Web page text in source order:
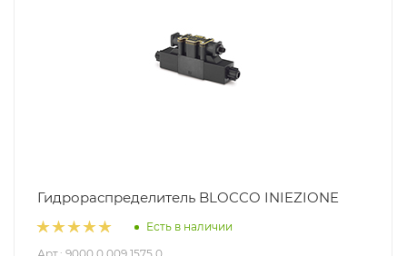
Гидрораспределитель BLOCCO INIEZIONE
Есть в наличии